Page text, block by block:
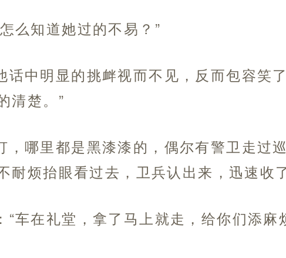
么知道她过的不易？”
话中明显的挑衅视而不见，反而包容笑
清楚。”
，哪里都是黑漆漆的，偶尔有警卫走过
耐烦抬眼看过去，卫兵认出来，迅速收
“车在礼堂，拿了马上就走，给你们添麻